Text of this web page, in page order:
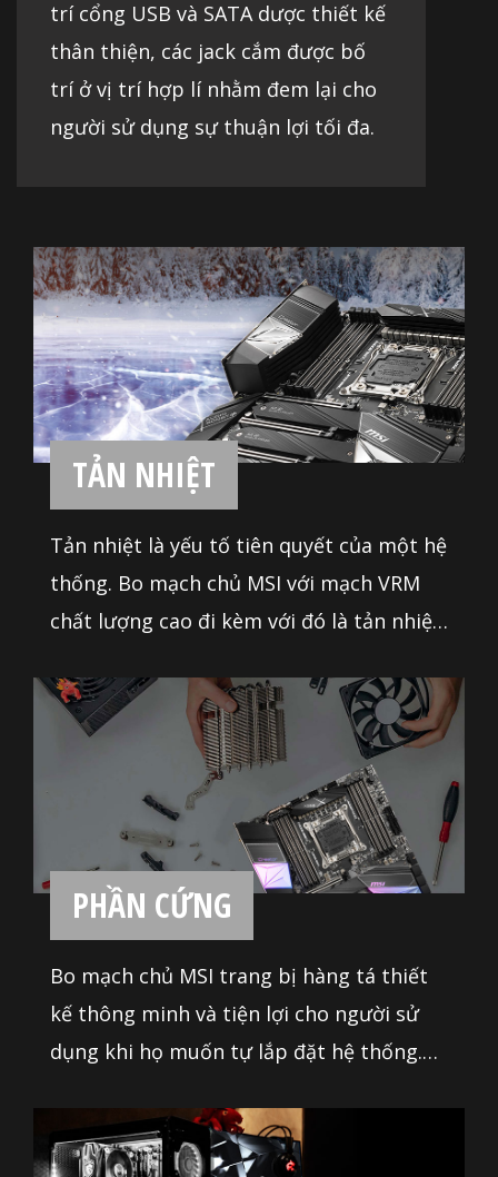
ThunderboltM3
thiết kế để đem lại cho người sử
dụng sự thuận tiện khi lắp đặt. Vị
trí cổng USB và SATA dược thiết kế
thân thiện, các jack cắm được bố
TẢN NHIỆT
Tản nhiệt là yếu tố tiên quyết của một hệ
chất lượng cao đi kèm với đó là tản nhiệt
kích thước lớn, cùng với hàng tá chân
cắm fan tích hợp sẵn trên bo mạch giúp
việc làm mát hệ thống trở nên dễ dàng
và đơn giản hơn bao giờ hết.
PHẦN CỨNG
Bo mạch chủ MSI trang bị hàng tá thiết
dụng khi họ muốn tự lắp đặt hệ thống.
Bên cạnh đó là vô số công cụ tinh chỉnh